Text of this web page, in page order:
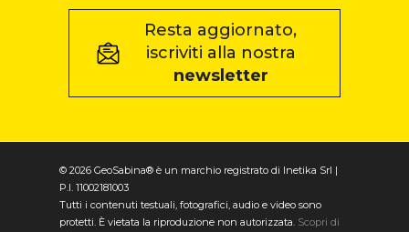
Resta aggiornato,
iscriviti alla nostra
newsletter
© 2026 GeoSabina® è un marchio registrato di Inetika Srl |
P.I. 11002181003
Tutti i contenuti testuali, fotografici, audio e video sono
protetti. È vietata la riproduzione non autorizzata. Scopri di